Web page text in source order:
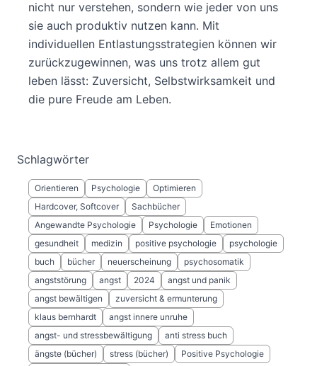
nicht nur verstehen, sondern wie jeder von uns
sie auch produktiv nutzen kann. Mit
individuellen Entlastungsstrategien können wir
zurückzugewinnen, was uns trotz allem gut
leben lässt: Zuversicht, Selbstwirksamkeit und
die pure Freude am Leben.
Schlagwörter
Orientieren Psychologie
Optimieren
Hardcover, Softcover
Sachbücher
Angewandte Psychologie
Psychologie
Emotionen
gesundheit
medizin positive psychologie
psychologie
buch
bücher neuerscheinung
psychosomatik
angststörung
angst 2024
angst und panik
angst bewältigen
zuversicht & ermunterung
klaus bernhardt
angst innere unruhe
angst- und stressbewältigung
anti stress buch
ängste (bücher)
stress (bücher) Positive Psychologie